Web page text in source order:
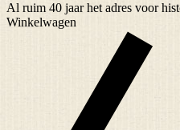
Al ruim 40 jaarhet adres voor
Winkelwagen